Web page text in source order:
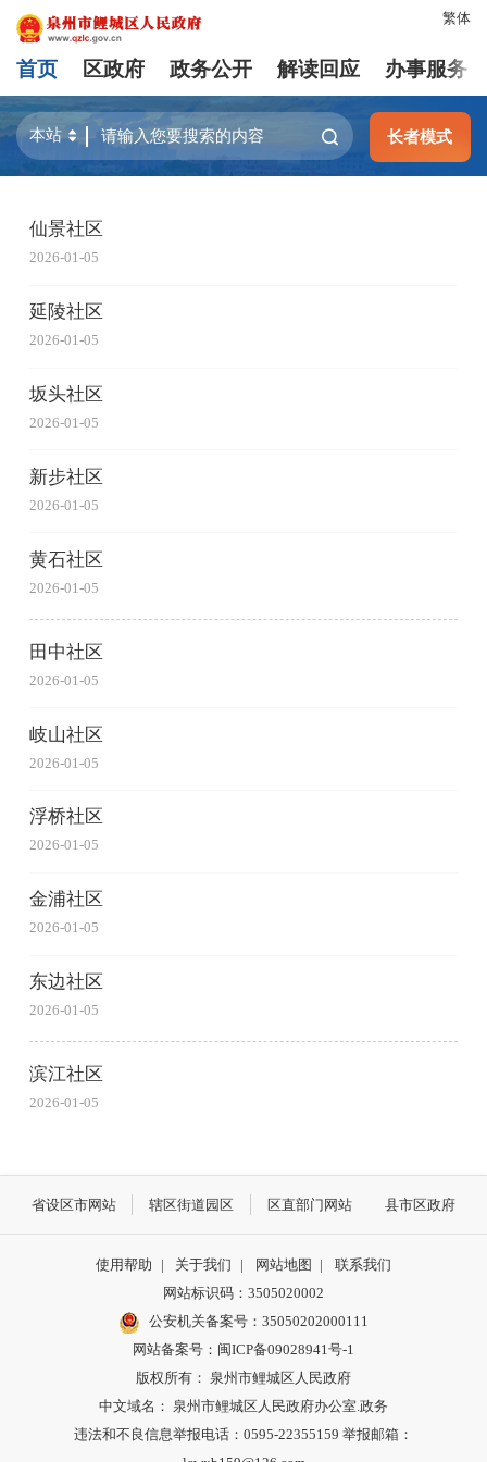
繁体
首页 区政府 政务公开 解读回应 办事服务
长者模式
仙景社区
2026-01-05
延陵社区
2026-01-05
坂头社区
2026-01-05
新步社区
2026-01-05
黄石社区
2026-01-05
田中社区
2026-01-05
岐山社区
2026-01-05
浮桥社区
2026-01-05
金浦社区
2026-01-05
东边社区
2026-01-05
滨江社区
2026-01-05
省设区市网站 辖区街道园区 区直部门网站 县市区政府
使用帮助 | 关于我们 | 网站地图 |
联系我们
网站标识码：3505020002
公安机关备案号：35050202000111
网站备案号：闽ICP备09028941号-1
版权所有： 泉州市鲤城区人民政府
中文域名： 泉州市鲤城区人民政府办公室.政务
违法和不良信息举报电话：0595-22355159 举报邮箱：